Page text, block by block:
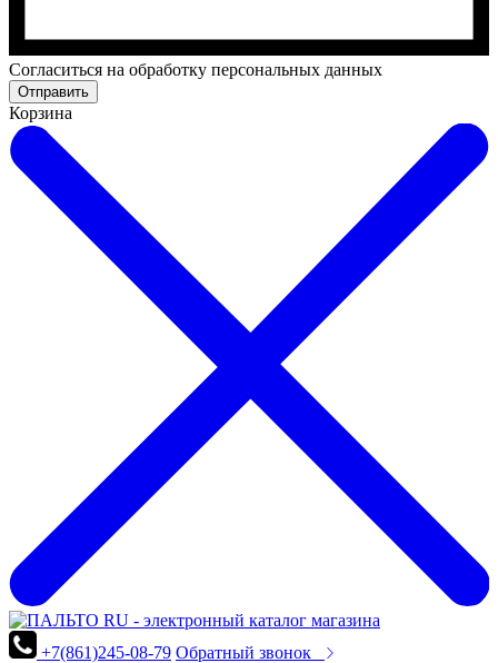
Cогласиться на обработку персональных данных
Отправить
Корзина
+7(861)245-08-79 Обратный звонок